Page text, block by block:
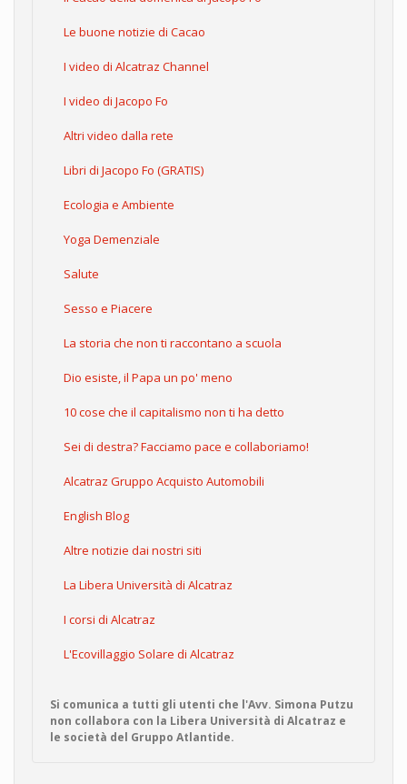
Le buone notizie di Cacao
I video di Alcatraz Channel
I video di Jacopo Fo
Altri video dalla rete
Libri di Jacopo Fo (GRATIS)
Ecologia e Ambiente
Yoga Demenziale
Salute
Sesso e Piacere
La storia che non ti raccontano a scuola
Dio esiste, il Papa un po' meno
10 cose che il capitalismo non ti ha detto
Sei di destra? Facciamo pace e collaboriamo!
Alcatraz Gruppo Acquisto Automobili
English Blog
Altre notizie dai nostri siti
La Libera Università di Alcatraz
I corsi di Alcatraz
L'Ecovillaggio Solare di Alcatraz
Si comunica a tutti gli utenti che l'Avv. Simona Putzu
non collabora con la Libera Università di Alcatraz e
le società del Gruppo Atlantide.